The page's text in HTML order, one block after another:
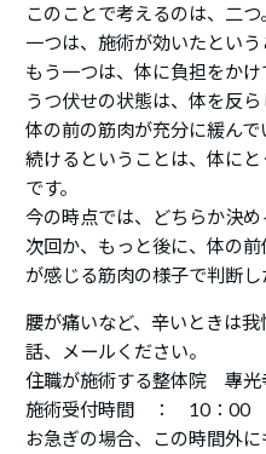
このことで考えるのは、二つ
一つは、施術が効いたという
もう一つは、体に負担をか
うつ伏せの状態は、体を反ら
体の前の筋肉が充分に緩ん
続けるということは、体に
です。
今の時点では、どちらか決め
次回か、もっと後に、体の
が感じる筋肉の様子で判断し
腰が痛いなど、辛いときは
話、メールください。
住職が施術する整体院 專光
施術受付時間 ： 10：
お急ぎの場合、この時間外に